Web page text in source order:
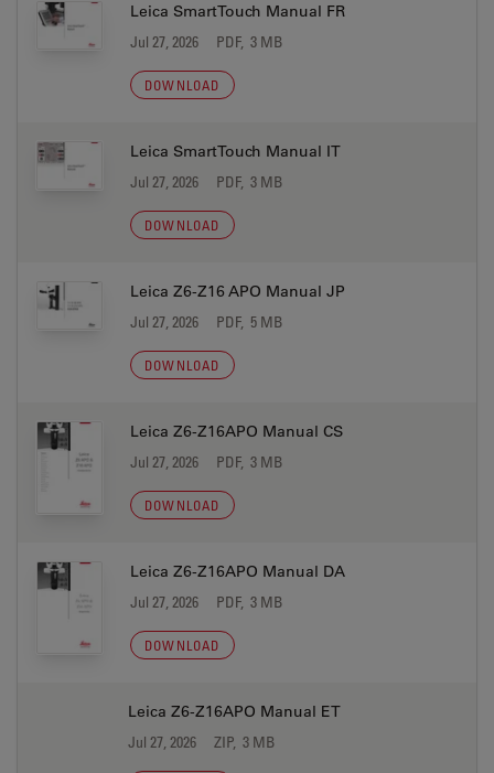
Leica SmartTouch Manual FR
Jul 27, 2026 PDF, 3 MB
DOWNLOAD
Leica SmartTouch Manual IT
Jul 27, 2026 PDF, 3 MB
DOWNLOAD
Leica Z6-Z16 APO Manual JP
Jul 27, 2026 PDF, 5 MB
DOWNLOAD
Leica Z6-Z16APO Manual CS
Jul 27, 2026 PDF, 3 MB
DOWNLOAD
Leica Z6-Z16APO Manual DA
Jul 27, 2026 PDF, 3 MB
DOWNLOAD
Leica Z6-Z16APO Manual ET
Jul 27, 2026 ZIP, 3 MB